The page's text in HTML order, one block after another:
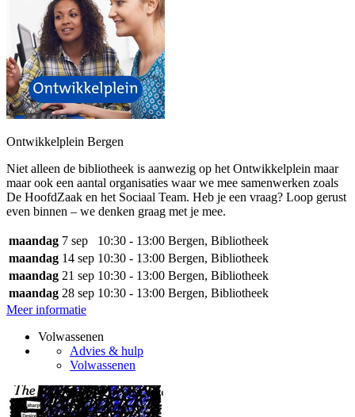
Ontwikkelplein Bergen
Niet alleen de bibliotheek is aanwezig op het Ontwikkelplein maar
maar ook een aantal organisaties waar we mee samenwerken zoals
De HoofdZaak en het Sociaal Team. Heb je een vraag? Loop gerust
even binnen – we denken graag met je mee.
maandag 7 sep 10:30 - 13:00 Bergen, Bibliotheek
maandag 14 sep 10:30 - 13:00 Bergen, Bibliotheek
maandag 21 sep 10:30 - 13:00 Bergen, Bibliotheek
maandag 28 sep 10:30 - 13:00 Bergen, Bibliotheek
Meer informatie
Volwassenen
Advies & hulp
Volwassenen